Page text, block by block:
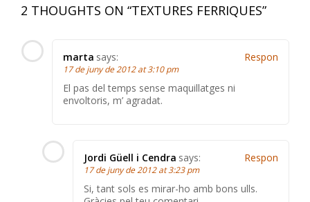
2 THOUGHTS ON “TEXTURES FERRIQUES”
marta says:
17 de juny de 2012 at 3:10 pm
El pas del temps sense maquillatges ni
envoltoris, m’ agradat.
Respon
Jordi Güell i Cendra says:
17 de juny de 2012 at 3:23 pm
Si, tant sols es mirar-ho amb bons ulls.
Respon